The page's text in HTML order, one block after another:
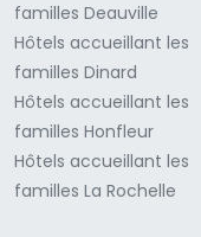
familles Deauville
Hôtels accueillant les
familles Dinard
Hôtels accueillant les
familles Honfleur
Hôtels accueillant les
familles La Rochelle